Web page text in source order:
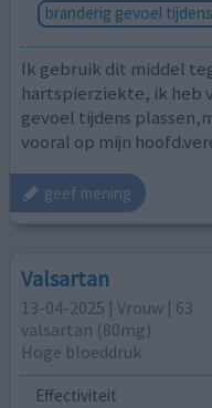
branderig gevoel
Ik gebruik dit middel
hartspierziekte, ik heb
gevoel tijdens
vooral op mijn
geef mening
Valsartan
13-04-2025 | Vrouw | 63
valsartan (80mg)
Hoge bloeddruk
Effectiviteit